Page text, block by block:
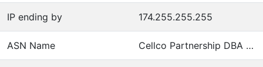
IP ending by 174.255.255.255
ASN Name Cellco Partnership DBA Verizon Wireless